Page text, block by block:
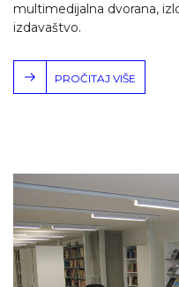
multimedijalna dvorana,
izdavaštvo.
PROČITAJ VIŠE